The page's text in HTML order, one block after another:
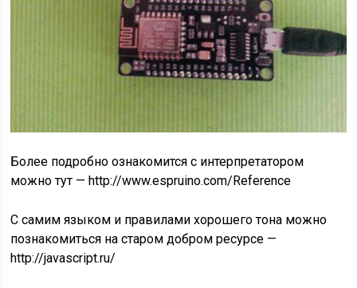
Более подробно ознакомится с интерпретатором
можно тут — http://www.espruino.com/Reference
C самим языком и правилами хорошего тона можно
познакомиться на старом добром ресурсе —
http://javascript.ru/